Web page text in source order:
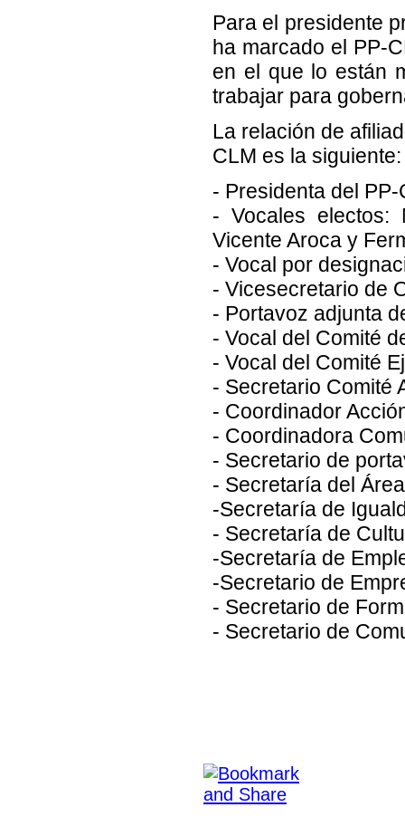
Para el presidente
ha marcado el PP-
en el que lo están
trabajar para
La relación de
CLM es la siguiente:
- Presidenta del
- Vocales electos:
Vicente Aroca y
- Vocal por
- Vicesecretario de
- Portavoz adjunta
- Vocal del Comité
- Vocal del Comité
- Secretario Comité
- Coordinador
- Coordinadora
- Secretario de
- Secretaría del
-Secretaría de
- Secretaría de
-Secretaría de
-Secretario de
- Secretario de
- Secretario de